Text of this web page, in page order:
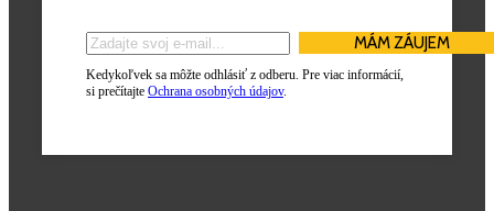
Kedykoľvek sa môžte odhlásiť z odberu. Pre viac informácií,
si prečítajte Ochrana osobných údajov.